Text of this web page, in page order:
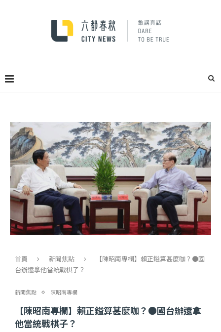
首頁 新聞焦點
【陳昭南專欄】賴正鎰算甚麼咖？●國
台辦還拿他當統戰棋子？
新聞焦點 陳昭南專欄
【陳昭南專欄】賴正鎰算甚麼咖？●國台辦還拿
他當統戰棋子？